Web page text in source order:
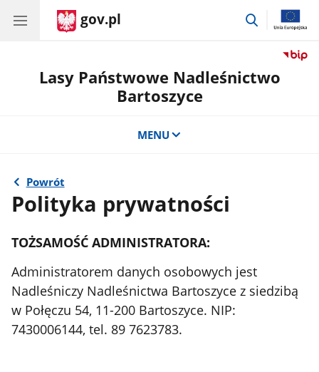
gov.pl
przejdź
Lasy Państwowe Nadleśnictwo
Bartoszyce
MENU
Powrót
Polityka prywatności
TOŻSAMOŚĆ ADMINISTRATORA:
Administratorem danych osobowych jest
Nadleśniczy Nadleśnictwa Bartoszyce z siedzibą
w Połęczu 54, 11-200 Bartoszyce. NIP:
7430006144, tel. 89 7623783.